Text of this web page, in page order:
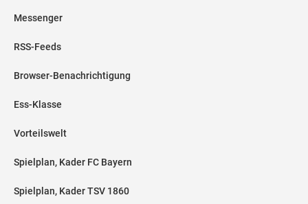
Messenger
RSS-Feeds
Browser-Benachrichtigung
Ess-Klasse
Vorteilswelt
Spielplan, Kader FC Bayern
Spielplan, Kader TSV 1860